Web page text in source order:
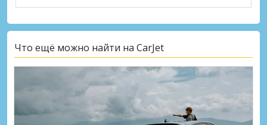
Что ещё можно найти на CarJet